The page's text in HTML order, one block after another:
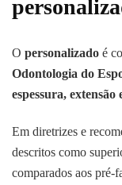
O personalizado é
Odontologia do
espessura, extensão
Em diretrizes e
descritos como
comparados aos pré-